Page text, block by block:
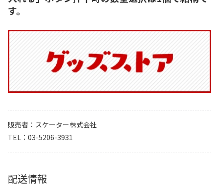
す。
販売者
スケーター株式会社
TEL
03-5206-3931
配送情報